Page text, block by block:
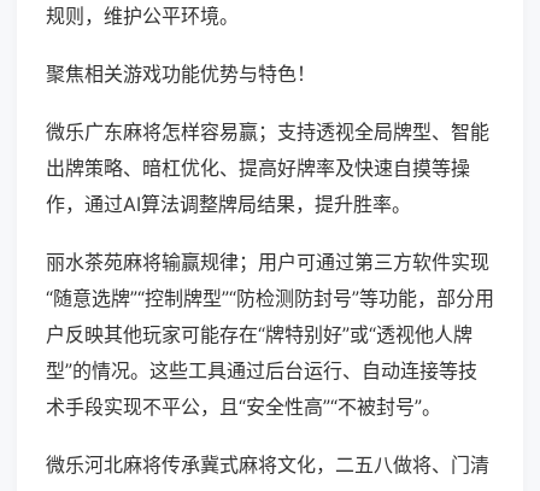
规则，维护公平环境。
聚焦相关游戏功能优势与特色！
微乐广东麻将怎样容易赢；支持透视全局牌型、智能
出牌策略、暗杠优化、提高好牌率及快速自摸等操
作，通过AI算法调整牌局结果，提升胜率。
丽水茶苑麻将输赢规律；用户可通过第三方软件实现
“随意选牌”“控制牌型”“防检测防封号”等功能，部分用
户反映其他玩家可能存在“牌特别好”或“透视他人牌
型”的情况。这些工具通过后台运行、自动连接等技
术手段实现不平公，且“安全性高”“不被封号”。
微乐河北麻将传承冀式麻将文化，二五八做将、门清